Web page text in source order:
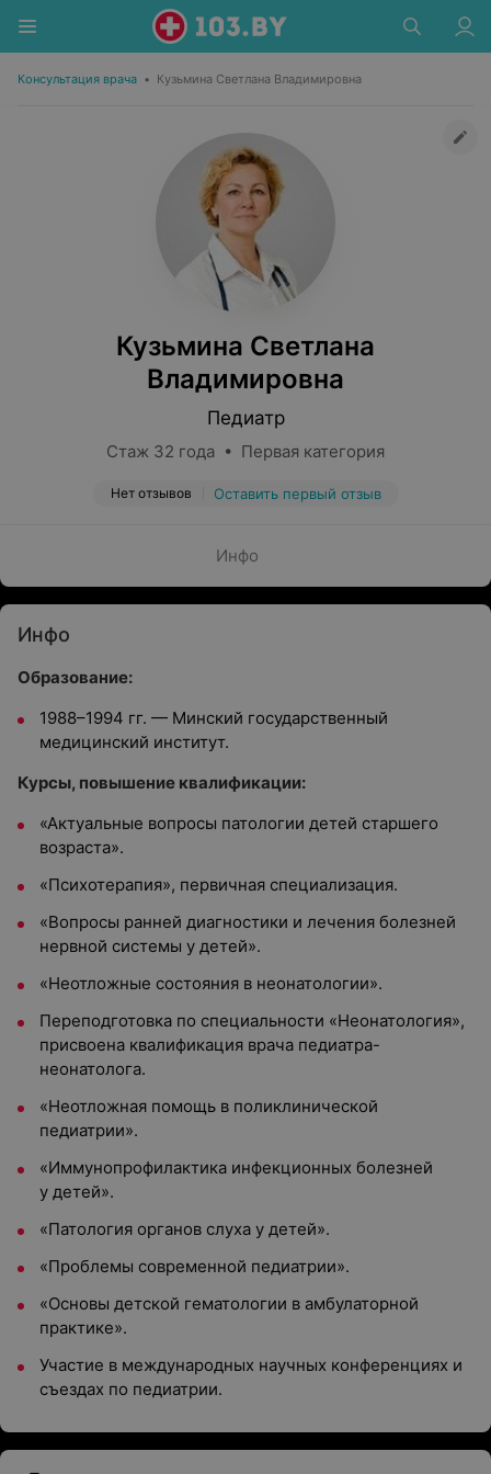
Консультация врача • Кузьмина Светлана Владимировна
Кузьмина Светлана
Владимировна
Педиатр
Стаж 32 года • Первая категория
Нет отзывов Оставить первый отзыв
Инфо
Инфо
Образование:
1988–1994 гг. — Минский государственный
медицинский институт.
Курсы, повышение квалификации:
«Актуальные вопросы патологии детей старшего
возраста».
«Психотерапия», первичная специализация.
«Вопросы ранней диагностики и лечения болезней
нервной системы у детей».
«Неотложные состояния в неонатологии».
Переподготовка по специальности «Неонатология»,
присвоена квалификация врача педиатра-
неонатолога.
«Неотложная помощь в поликлинической
педиатрии».
«Иммунопрофилактика инфекционных болезней
у детей».
«Патология органов слуха у детей».
«Проблемы современной педиатрии».
«Основы детской гематологии в амбулаторной
практике».
Участие в международных научных конференциях и
съездах по педиатрии.